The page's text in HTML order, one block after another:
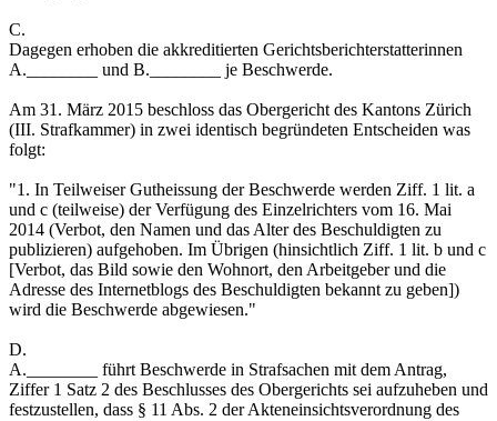
C.
Dagegen erhoben die akkreditierten Gerichtsberichterstatterinnen
A.________ und B.________ je Beschwerde.
Am 31. März 2015 beschloss das Obergericht des Kantons Zürich
(III. Strafkammer) in zwei identisch begründeten Entscheiden was
folgt:
"1. In Teilweiser Gutheissung der Beschwerde werden Ziff. 1 lit. a
und c (teilweise) der Verfügung des Einzelrichters vom 16. Mai
2014 (Verbot, den Namen und das Alter des Beschuldigten zu
publizieren) aufgehoben. Im Übrigen (hinsichtlich Ziff. 1 lit. b und c
[Verbot, das Bild sowie den Wohnort, den Arbeitgeber und die
Adresse des Internetblogs des Beschuldigten bekannt zu geben])
wird die Beschwerde abgewiesen."
D.
A.________ führt Beschwerde in Strafsachen mit dem Antrag,
Ziffer 1 Satz 2 des Beschlusses des Obergerichts sei aufzuheben und
festzustellen, dass § 11 Abs. 2 der Akteneinsichtsverordnung des